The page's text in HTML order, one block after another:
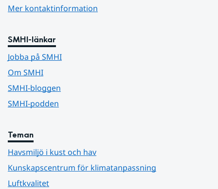
Mer kontaktinformation
SMHI-länkar
Jobba på SMHI
Om SMHI
SMHI-bloggen
SMHI-podden
Teman
Havsmiljö i kust och hav
Kunskapscentrum för klimatanpassning
Luftkvalitet